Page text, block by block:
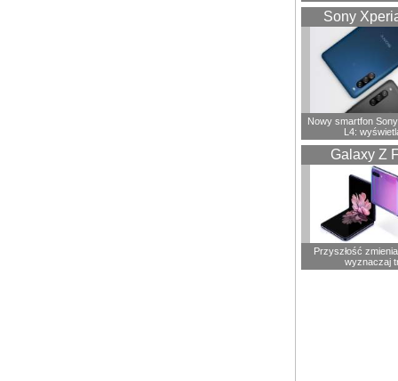
Sony
Nowy smartfon
L4:
Galaxy Z
Przyszłość
wyznaczaj